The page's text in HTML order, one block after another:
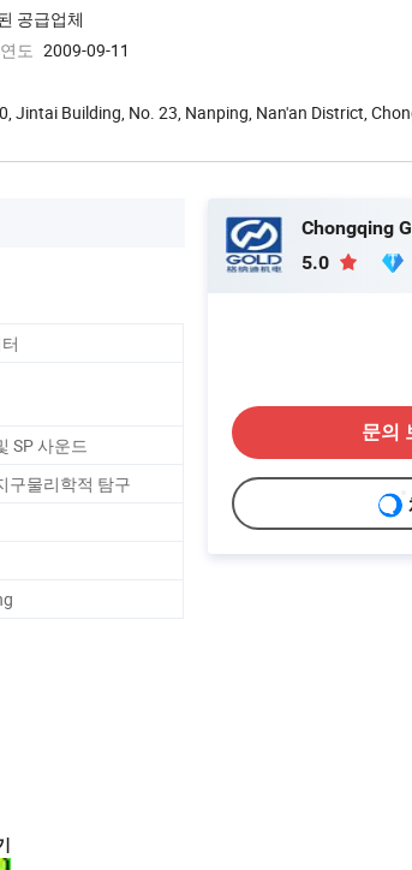
공급업체
도 2009-09-11
Jintai Building, No. 23, Nanping, Nan'an District,
SP 사운드
구물리학적 탐구
5.0
문의